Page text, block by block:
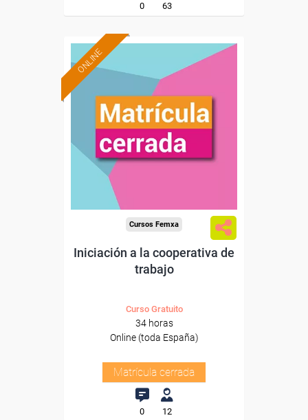
0 63
ONLINE
Cursos Femxa
Iniciación a la cooperativa de
trabajo
Curso Gratuito
34 horas
Online (toda España)
Matrícula cerrada
0 12